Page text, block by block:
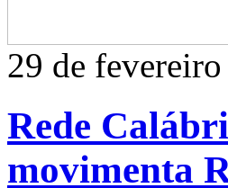
29 de
Rede
movimenta